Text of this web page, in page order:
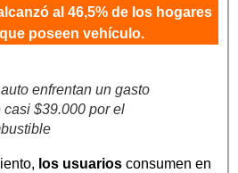
al 46,5% de los hogares
poseen vehículo.
enfrentan un gasto
$39.000 por el
los usuarios consumen en